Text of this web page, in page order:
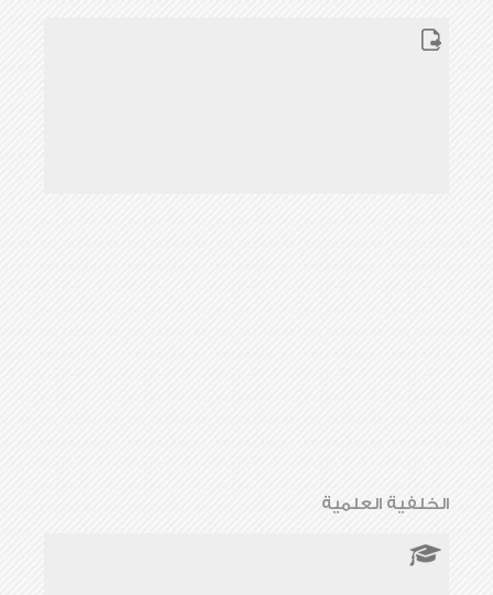
الخلفية العلمية